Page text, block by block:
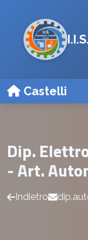
Castelli
Dip.
- Art.
Indietro